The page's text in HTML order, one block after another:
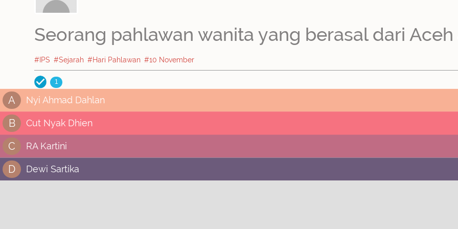
Seorang pahlawan wanita yang berasal dari Aceh
#IPS #Sejarah #Hari Pahlawan #10 November
1
A Nyi Ahmad Dahlan
B Cut Nyak Dhien
C RA Kartini
D Dewi Sartika